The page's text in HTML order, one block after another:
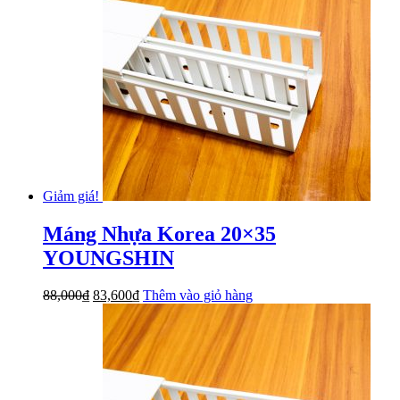
Giảm giá!
Máng Nhựa Korea 20×35
YOUNGSHIN
88,000₫ Giá
88,000₫.
83,600₫Giá
hiện
tại
là:
83,600₫.
Thêm vào giỏ hàng